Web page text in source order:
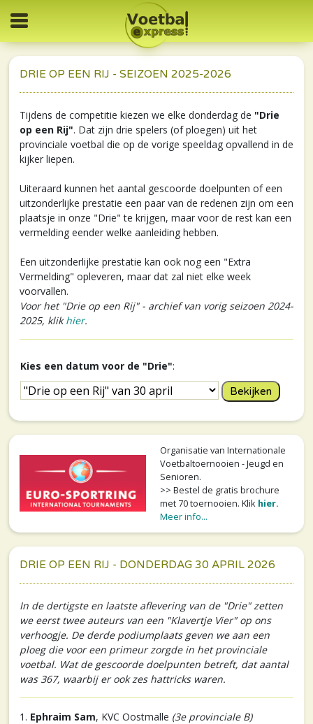
DRIE OP EEN RIJ - SEIZOEN 2025-2026
Tijdens de competitie kiezen we elke donderdag de "Drie
op een Rij". Dat zijn drie spelers (of ploegen) uit het
provinciale voetbal die op de vorige speeldag opvallend in de
kijker liepen.
Uiteraard kunnen het aantal gescoorde doelpunten of een
uitzonderlijke prestatie een paar van de redenen zijn om een
plaatsje in onze "Drie" te krijgen, maar voor de rest kan een
vermelding eender welke aanleiding hebben.
Een uitzonderlijke prestatie kan ook nog een "Extra
Vermelding" opleveren, maar dat zal niet elke week
voorvallen.
Voor het "Drie op een Rij" - archief van vorig seizoen 2024-
2025, klikhier.
Kies een datum voor de "Drie":
Organisatie van Internationale
Voetbaltoernooien - Jeugd en
Senioren.
>> Bestel de gratis brochure
met 70 toernooien. Klik hier.
Meer info...
DRIE OP EEN RIJ - DONDERDAG 30 APRIL 2026
In de dertigste en laatste aflevering van de "Drie" zetten
we eerst twee auteurs van een "Klavertje Vier" op ons
verhoogje. De derde podiumplaats geven we aan een
ploeg die voor een primeur zorgde in het provinciale
voetbal. Wat de gescoorde doelpunten betreft, dat aantal
was 367, waarbij er ook zes hattricks waren.
1. Ephraim Sam, KVC Oostmalle (3e provinciale B)